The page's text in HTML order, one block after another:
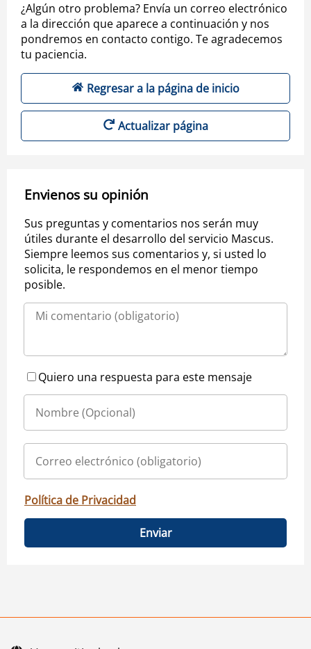
¿Algún otro problema? Envía un correo electrónico
a la dirección que aparece a continuación y nos
pondremos en contacto contigo. Te agradecemos
tu paciencia.
Regresar a la página de inicio
Actualizar página
Envienos su opinión
Sus preguntas y comentarios nos serán muy
útiles durante el desarrollo del servicio Mascus.
Siempre leemos sus comentarios y, si usted lo
solicita, le respondemos en el menor tiempo
posible.
Quiero una respuesta para este mensaje
Política de Privacidad
Enviar